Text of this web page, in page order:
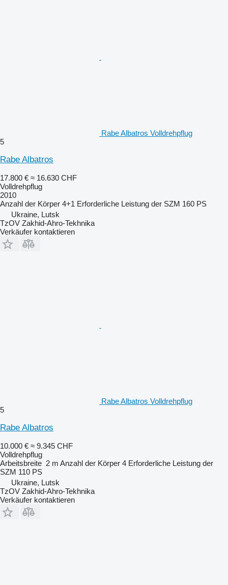
Rabe Albatros Volldrehpflug
5
Rabe Albatros
17.800 € ≈ 16.630 CHF
Volldrehpflug
2010
Anzahl der Körper 4+1 Erforderliche Leistung der SZM 160 PS
Ukraine, Lutsk
TzOV Zakhid-Ahro-Tekhnika
Verkäufer kontaktieren
Rabe Albatros Volldrehpflug
5
Rabe Albatros
10.000 € ≈ 9.345 CHF
Volldrehpflug
Arbeitsbreite 2 m Anzahl der Körper 4 Erforderliche Leistung der
SZM 110 PS
Ukraine, Lutsk
TzOV Zakhid-Ahro-Tekhnika
Verkäufer kontaktieren